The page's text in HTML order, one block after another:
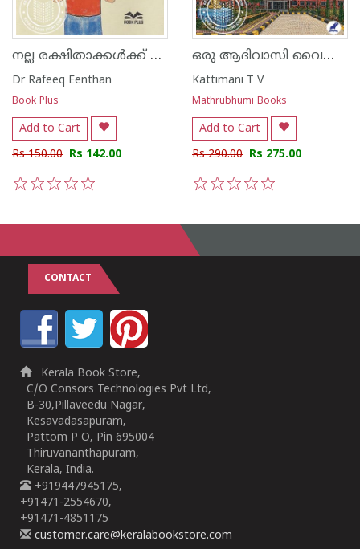
നല്ല രക്ഷിതാക്കൾക്ക് നല്ല മക്കൾ
Dr Rafeeq Eenthan
Book Plus
Add to Cart
Rs 150.00 Rs 142.00
ഒരു ആദിവാസി വൈസ് ചാൻസലറുടെ കഥ
Kattimani T V
Mathrubhumi Books
Add to Cart
Rs 290.00 Rs 275.00
CONTACT
Kerala Book Store,
C/O Consors Technologies Pvt Ltd,
B-30,Pillaveedu Nagar,
Kesavadasapuram,
Pattom P O, Pin 695004
Thiruvananthapuram,
Kerala, India.
+919447945175,
+91471-2554670,
+91471-4851175
customer.care@keralabookstore.com